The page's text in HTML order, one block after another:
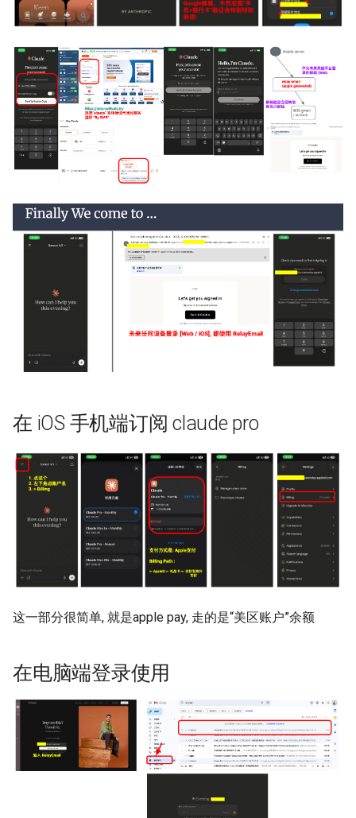
NSDI24 Serval
ASPLOS26 Radshield
INFOCOM24 Phoenix
MobiCom24 CosMac
INFOCOM23 Falcon
INFOCOM24 TargetFuse
INFOCOM24 SECO
ASE25 SateLight
SpaceX24 D2C
ArXiv25 DS2D
ChinaComm23 SatCoreNet
ICC21 LEO 6G-2
Network18 Next5GC
SIGCOMM22 SpaceCore
在 iOS 手机端订阅 claude pro
这一部分很简单, 就是apple pay, 走的是“美区账户”余额
在电脑端登录使用